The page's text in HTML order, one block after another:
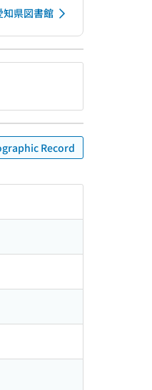
知県図書館
Record